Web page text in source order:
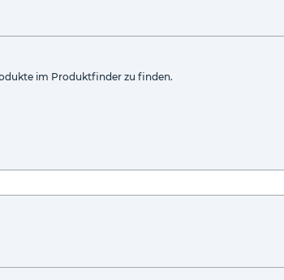
im Produktfinder zu finden.